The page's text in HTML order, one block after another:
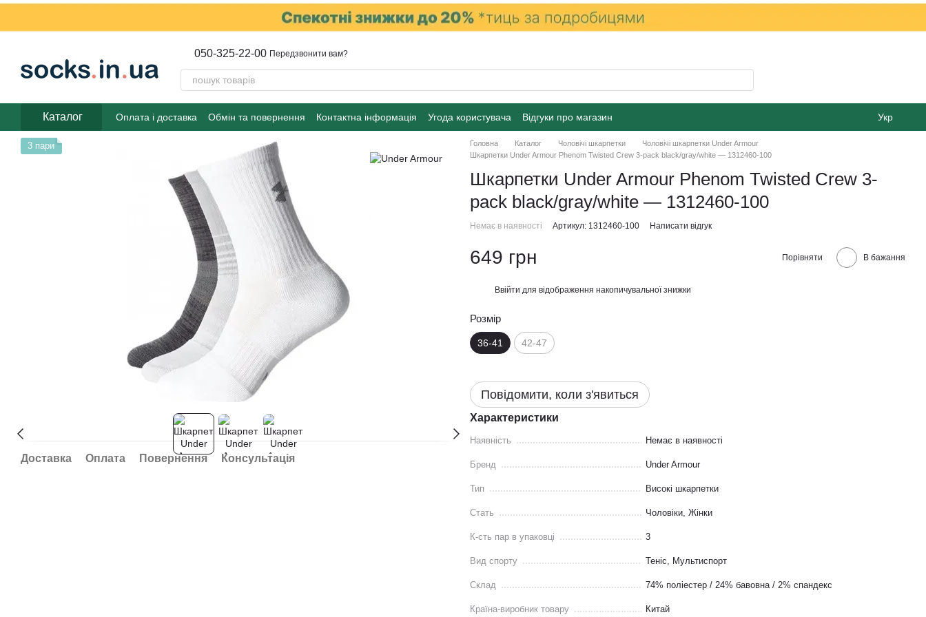
050-325-22-00 Передзвонити вам?
Каталог Оплата і доставка Обмін та повернення Контактна інформація Угода користувача Відгуки про магазин Укр
3 пари
Доставка Оплата Повернення Консультація
Головна Каталог Чоловiчi шкарпетки
Чоловiчi шкарпетки Under Armour
Шкарпетки Under Armour Phenom Twisted Crew 3-pack black/gray/white — 1312460-100
Шкарпетки Under Armour Phenom Twisted Crew 3-
pack black/gray/white — 1312460-100
Немає в наявності Артикул: 1312460-100 Написати відгук
649 грн Порівняти В бажання
Ввійти для відображення накопичувальної знижки
Розмір
36-41 42-47
Повідомити, коли з'явиться
Характеристики
Наявність Немає в наявності
Бренд Under Armour
Тип Високі шкарпетки
Стать Чоловіки, Жінки
К-сть пар в упаковці 3
Вид спорту Теніс, Мультиспорт
Склад 74% поліестер / 24% бавовна / 2% спандекс
Країна-виробник товару Китай